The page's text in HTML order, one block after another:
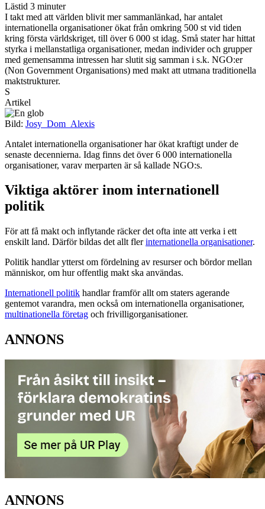
Lästid 3 minuter
I takt med att världen blivit mer sammanlänkad, har antalet
internationella organisationer ökat från omkring 500 st vid tiden
kring första världskriget, till över 6 000 st idag. Små stater har hittat
styrka i mellanstatliga organisationer, medan individer och grupper
med gemensamma intressen har slutit sig samman i s.k. NGO:er
(Non Government Organisations) med makt att utmana traditionella
maktstrukturer.
S
Artikel
Bild: Josy_Dom_Alexis
Antalet internationella organisationer har ökat kraftigt under de
senaste decennierna. Idag finns det över 6 000 internationella
organisationer, varav merparten är så kallade NGO:s.
Viktiga aktörer inom internationell
politik
För att få makt och inflytande räcker det ofta inte att verka i ett
enskilt land. Därför bildas det allt flerinternationella organisationer.
Politik handlar ytterst om fördelning av resurser och bördor mellan
människor, om hur offentlig makt ska användas.
Internationell politik handlar framför allt om staters agerande
gentemot varandra, men också om internationella organisationer,
multinationella företag och frivilligorganisationer.
ANNONS
ANNONS